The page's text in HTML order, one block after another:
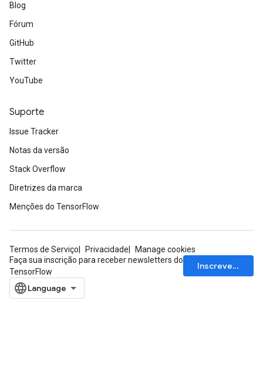
Blog
Fórum
GitHub
Twitter
YouTube
Suporte
Issue Tracker
Notas da versão
Stack Overflow
Diretrizes da marca
Menções do TensorFlow
Termos de Serviço Privacidade
Manage cookies
Faça sua inscrição para receber newsletters do
TensorFlow
Inscrever-se